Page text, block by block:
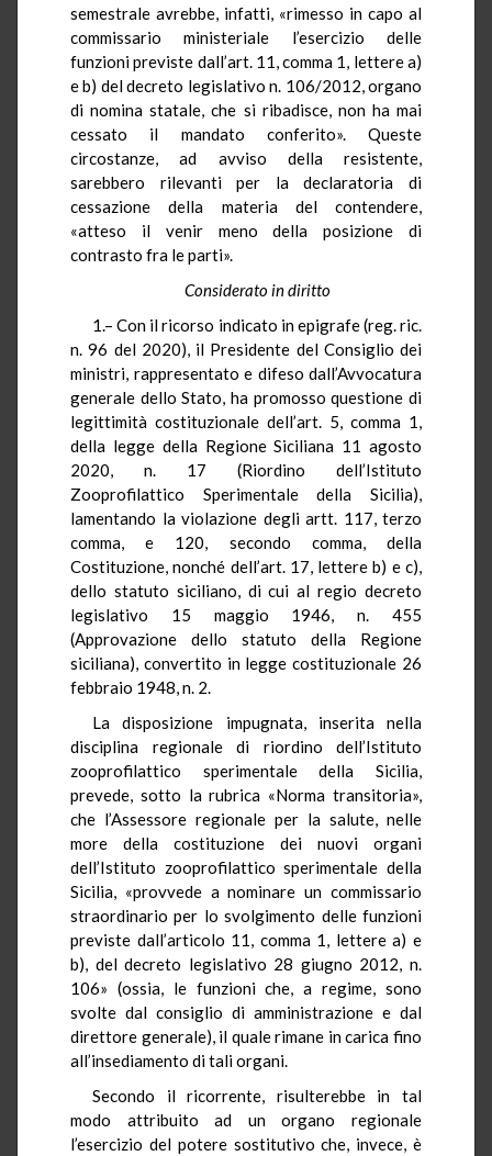
semestrale avrebbe, infatti, «rimesso in capo al
commissario ministeriale l’esercizio delle
funzioni previste dall’art. 11, comma 1, lettere a)
e b) del decreto legislativo n. 106/2012, organo
di nomina statale, che si ribadisce, non ha mai
cessato il mandato conferito». Queste
circostanze, ad avviso della resistente,
sarebbero rilevanti per la declaratoria di
cessazione della materia del contendere,
«atteso il venir meno della posizione di
contrasto fra le parti».
Considerato in diritto
1.– Con il ricorso indicato in epigrafe (reg. ric.
n. 96 del 2020), il Presidente del Consiglio dei
ministri, rappresentato e difeso dall’Avvocatura
generale dello Stato, ha promosso questione di
legittimità costituzionale dell’art. 5, comma 1,
della legge della Regione Siciliana 11 agosto
2020, n. 17 (Riordino dell’Istituto
Zooprofilattico Sperimentale della Sicilia),
lamentando la violazione degli artt. 117, terzo
comma, e 120, secondo comma, della
Costituzione, nonché dell’art. 17, lettere b) e c),
dello statuto siciliano, di cui al regio decreto
legislativo 15 maggio 1946, n. 455
(Approvazione dello statuto della Regione
siciliana), convertito in legge costituzionale 26
febbraio 1948, n. 2.
La disposizione impugnata, inserita nella
disciplina regionale di riordino dell’Istituto
zooprofilattico sperimentale della Sicilia,
prevede, sotto la rubrica «Norma transitoria»,
che l’Assessore regionale per la salute, nelle
more della costituzione dei nuovi organi
dell’Istituto zooprofilattico sperimentale della
Sicilia, «provvede a nominare un commissario
straordinario per lo svolgimento delle funzioni
previste dall’articolo 11, comma 1, lettere a) e
b), del decreto legislativo 28 giugno 2012, n.
106» (ossia, le funzioni che, a regime, sono
svolte dal consiglio di amministrazione e dal
direttore generale), il quale rimane in carica fino
all’insediamento di tali organi.
Secondo il ricorrente, risulterebbe in tal
modo attribuito ad un organo regionale
l’esercizio del potere sostitutivo che, invece, è